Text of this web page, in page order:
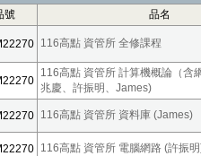
號 品名
116高點 資管所 全修課程
116高點 資管所 計算機概論（含
兆慶、許振明、James)
116高點 資管所 資料庫 (James)
116高點 資管所 電腦網路 (許振